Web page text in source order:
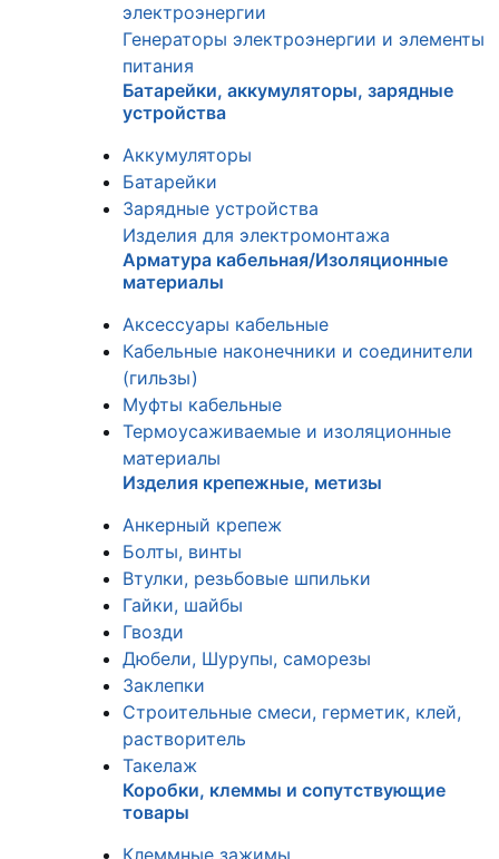
электроэнергии
Генераторы электроэнергии и элементы
питания
Батарейки, аккумуляторы, зарядные
устройства
Аккумуляторы
Батарейки
Зарядные устройства
Изделия для электромонтажа
Арматура кабельная/Изоляционные
материалы
Аксессуары кабельные
Кабельные наконечники и соединители
(гильзы)
Муфты кабельные
Термоусаживаемые и изоляционные
материалы
Изделия крепежные, метизы
Анкерный крепеж
Болты, винты
Втулки, резьбовые шпильки
Гайки, шайбы
Гвозди
Дюбели, Шурупы, саморезы
Заклепки
Строительные смеси, герметик, клей,
растворитель
Такелаж
Коробки, клеммы и сопутствующие
товары
Клеммные зажимы